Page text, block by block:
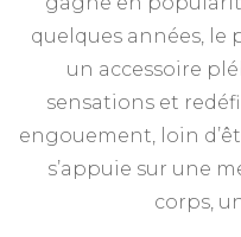
quelques années, le
un accessoire
sensations et
engouement, loin
s’appuie sur une
corps,